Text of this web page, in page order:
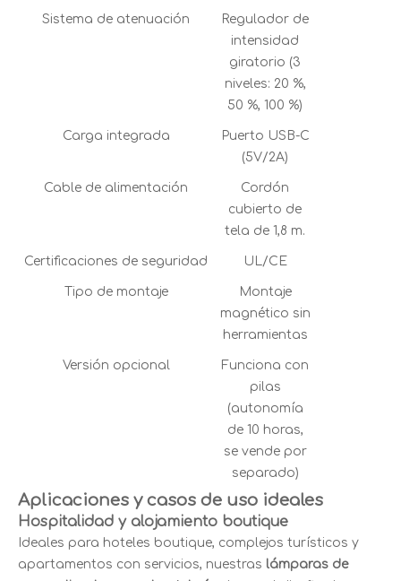
Sistema de atenuación
Regulador de
intensidad
giratorio (3
niveles: 20 %,
50 %, 100 %)
Carga integrada
Puerto USB-C
(5V/2A)
Cable de alimentación
Cordón
cubierto de
tela de 1,8 m.
Certificaciones de seguridad UL/CE
Tipo de montaje
Montaje
magnético sin
herramientas
Versión opcional
Funciona con
pilas
(autonomía
de 10 horas,
se vende por
separado)
Aplicaciones y casos de uso ideales
Hospitalidad y alojamiento boutique
Ideales para hoteles boutique, complejos turísticos y
apartamentos con servicios, nuestras lámparas de